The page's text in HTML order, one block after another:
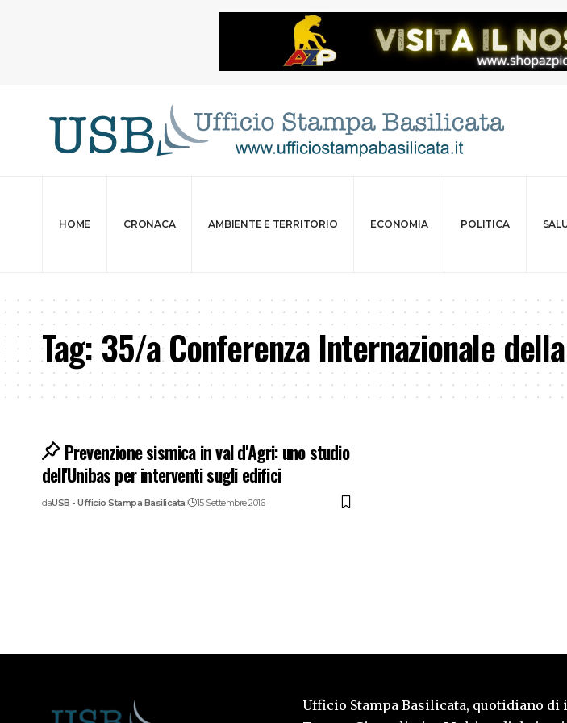
HOME CRONACA AMBIENTE E TERRITORIO ECONOMIA POLITICA
Tag:35/a Conferenza Internazionale
Prevenzione sismica in val d'Agri: uno studio
dell'Unibas per interventi sugli edifici
daUSB - Ufficio Stampa Basilicata 15 Settembre 2016
Ufficio Stampa Basilicata, quotidiano